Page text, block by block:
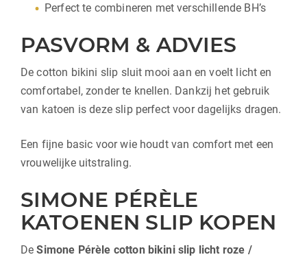
Perfect te combineren met verschillende BH’s
PASVORM & ADVIES
De cotton bikini slip sluit mooi aan en voelt licht en
comfortabel, zonder te knellen. Dankzij het gebruik
van katoen is deze slip perfect voor dagelijks dragen.
Een fijne basic voor wie houdt van comfort met een
vrouwelijke uitstraling.
SIMONE PÉRÈLE
KATOENEN SLIP KOPEN
DeSimone Pérèle cotton bikini slip licht roze /